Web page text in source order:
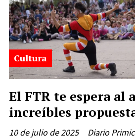
El FTR te espera al
increíbles
Diario
Cultura
10 de julio de 2025